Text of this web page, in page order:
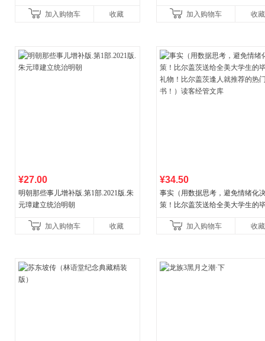
加入购物车
收藏 加入购物车 收藏
¥27.00
明朝那些事儿增补版.第1部.2021版.朱
元璋建立统治明朝
加入购物车 收藏
¥34.50
事实（用数据思考，避免情绪化
策！比尔盖茨送给全美大学生的
书！）读客经管文库
加入购物车 收藏